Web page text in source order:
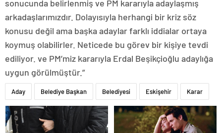
sonucunda belirlenmiş ve PM kararıyla adaylaşmış
arkadaşlarımızdır. Dolayısıyla herhangi bir kriz söz
konusu değil ama başka adaylar farklı iddialar ortaya
koymuş olabilirler. Neticede bu görev bir kişiye tevdi
ediliyor. ve PM’miz kararıyla Erdal Beşikçioğlu adaylığa
uygun görülmüştür.”
Aday Belediye Başkan Belediyesi Eskişehir Karar